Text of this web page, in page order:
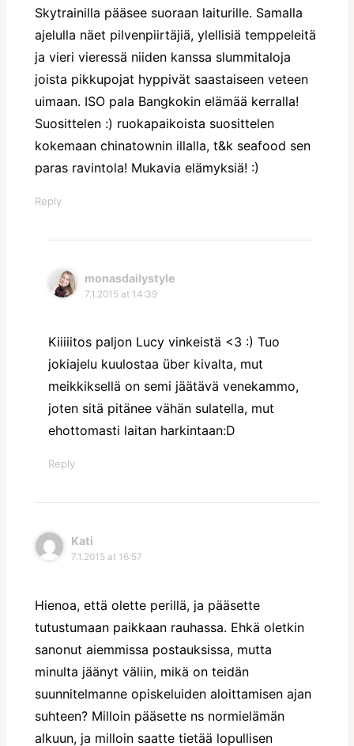
Skytrainilla pääsee suoraan laiturille. Samalla
ajelulla näet pilvenpiirtäjiä, ylellisiä temppeleitä
ja vieri vieressä niiden kanssa slummitaloja
joista pikkupojat hyppivät saastaiseen veteen
uimaan. ISO pala Bangkokin elämää kerralla!
Suosittelen :) ruokapaikoista suosittelen
kokemaan chinatownin illalla, t&k seafood sen
paras ravintola! Mukavia elämyksiä! :)
Reply
monasdailystyle
7.1.2015 at 14:39
Kiiiiitos paljon Lucy vinkeistä <3 :) Tuo
jokiajelu kuulostaa über kivalta, mut
meikkiksellä on semi jäätävä venekammo,
joten sitä pitänee vähän sulatella, mut
ehottomasti laitan harkintaan:D
Reply
Kati
7.1.2015 at 16:57
Hienoa, että olette perillä, ja pääsette
tutustumaan paikkaan rauhassa. Ehkä oletkin
sanonut aiemmissa postauksissa, mutta
minulta jäänyt väliin, mikä on teidän
suunnitelmanne opiskeluiden aloittamisen ajan
suhteen? Milloin pääsette ns normielämän
alkuun, ja milloin saatte tietää lopullisen